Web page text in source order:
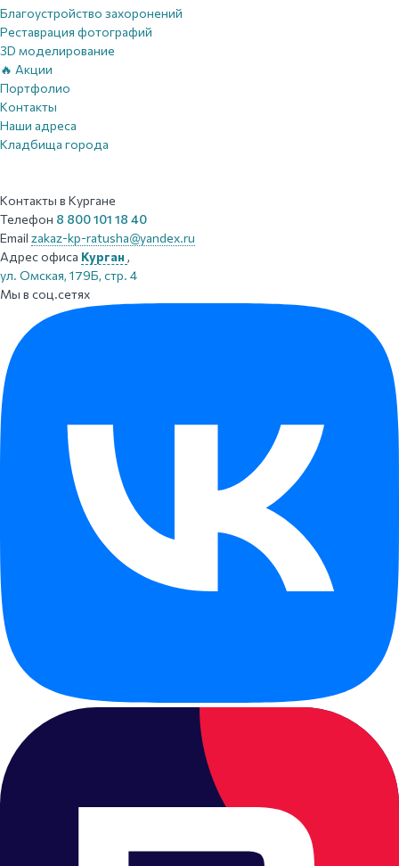
Благоустройство захоронений
Реставрация фотографий
3D моделирование
🔥 Акции
Портфолио
Контакты
Наши адреса
Кладбища города
Контакты в Кургане
Телефон 8 800 101 18 40
Email zakaz-kp-ratusha@yandex.ru
Адрес офиса Курган,
ул. Омская, 179Б, стр. 4
Мы в соц.сетях